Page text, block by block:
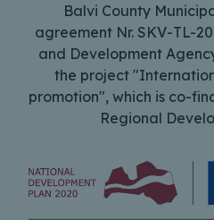
Balvi County
agreement Nr. SKV-TL-
and Development
the project
promotion", which is co-
Regional